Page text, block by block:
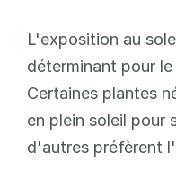
L'exposition au
déterminant pour
Certaines plantes
en plein soleil pour
d'autres préfèrent